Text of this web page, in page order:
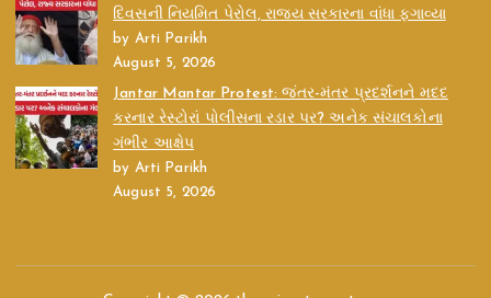
દિવસની નિયમિત પેરોલ, રાજ્ય સરકારના વાંધા ફગાવ્યા
by Arti Parikh
August 5, 2026
Jantar Mantar Protest: જંતર-મંતર પ્રદર્શનને મદદ
કરનાર રેસ્ટોરાં પોલીસના રડાર પર? અનેક સંચાલકોના
ગંભીર આક્ષેપ
by Arti Parikh
August 5, 2026